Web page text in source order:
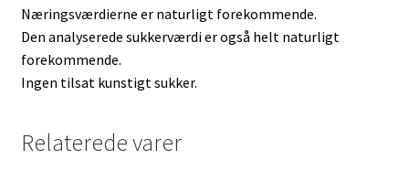
Næringsværdierne er naturligt forekommende.
Den analyserede sukkerværdi er også helt naturligt
forekommende.
Ingen tilsat kunstigt sukker.
Relaterede varer